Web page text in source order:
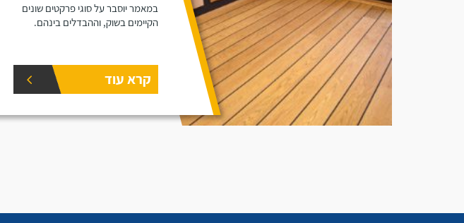
במאמר יוסבר על סוגי פרקטים שונים
הקיימים בשוק, וההבדלים בינהם.
קרא עוד